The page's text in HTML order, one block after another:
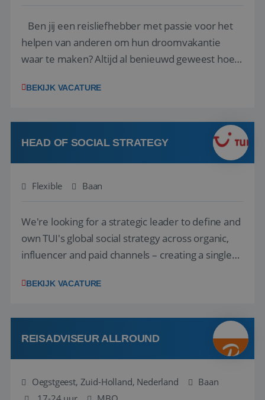
Ben jij een reisliefhebber met passie voor het
helpen van anderen om hun droomvakantie
waar te maken? Altijd al benieuwd geweest hoe
van de grootste reisorganisaties? Dan is een
op zoek naar een enthousiaste, leergie...
BEKIJK VACATURE
HEAD OF SOCIAL STRATEGY
Flexible Baan
We're looking for a strategic leader to define and
own TUI's global social strategy across organic,
influencer and paid channels – creating a single
locally. The role will be published until 18 August
Attractive remuneration, discre...
BEKIJK VACATURE
REISADVISEUR ALLROUND
Oegstgeest, Zuid-Holland, Nederland
Baan